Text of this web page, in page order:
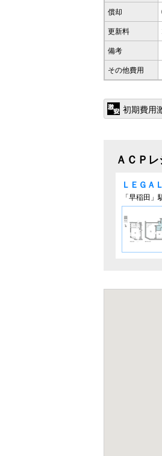
償却
更新料
備考
その他費用
初期費用
ＡＣＰ
ＬＥＧＡ
「早稲田」